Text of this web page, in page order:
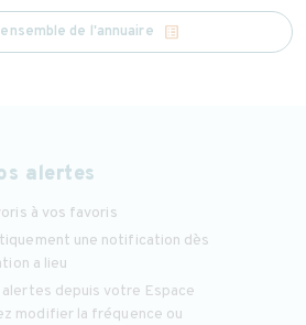
de l'annuaire list_alt
alertes
à vos favoris
une notification dès
a lieu
depuis votre Espace
modifier la fréquence ou